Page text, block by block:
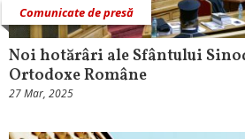
Comunicate de presă
Noi hotărâri ale Sfântului
Ortodoxe Române
27 Mar, 2025